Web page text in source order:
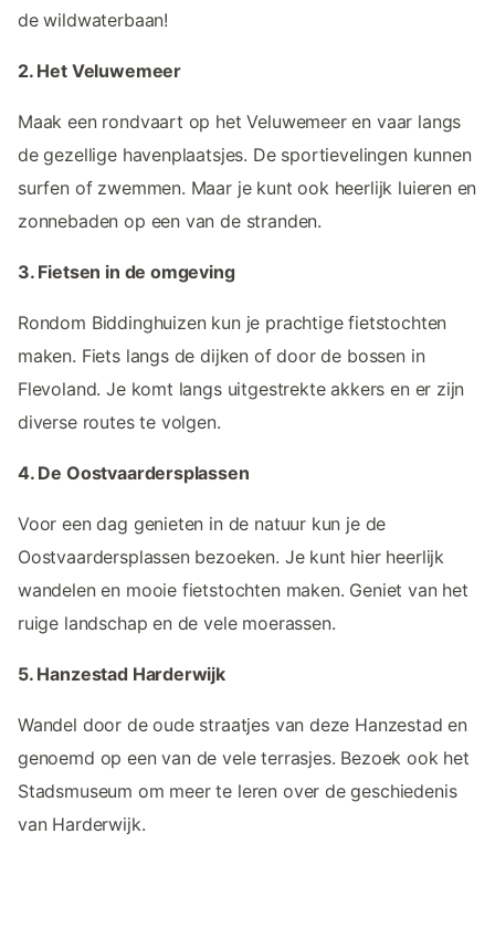
de wildwaterbaan!
2. Het Veluwemeer
Maak een rondvaart op het Veluwemeer en vaar langs
de gezellige havenplaatsjes. De sportievelingen kunnen
surfen of zwemmen. Maar je kunt ook heerlijk luieren en
zonnebaden op een van de stranden.
3. Fietsen in de omgeving
Rondom Biddinghuizen kun je prachtige fietstochten
maken. Fiets langs de dijken of door de bossen in
Flevoland. Je komt langs uitgestrekte akkers en er zijn
diverse routes te volgen.
4. De Oostvaardersplassen
Voor een dag genieten in de natuur kun je de
Oostvaardersplassen bezoeken. Je kunt hier heerlijk
wandelen en mooie fietstochten maken. Geniet van het
ruige landschap en de vele moerassen.
5. Hanzestad Harderwijk
Wandel door de oude straatjes van deze Hanzestad en
genoemd op een van de vele terrasjes. Bezoek ook het
Stadsmuseum om meer te leren over de geschiedenis
van Harderwijk.